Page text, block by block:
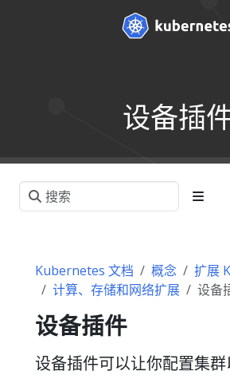
设备插
Kubernetes 文档 概念
扩展
计算、存储和网络扩展
设备
设备插件
设备插件可以让你配置集